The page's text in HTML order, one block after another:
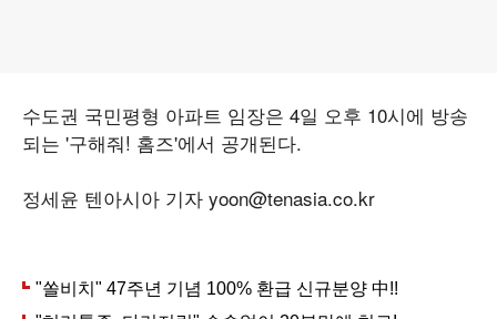
수도권 국민평형 아파트 임장은 4일 오후 10시에 방송
되는 '구해줘! 홈즈'에서 공개된다.
정세윤 텐아시아 기자 yoon@tenasia.co.kr